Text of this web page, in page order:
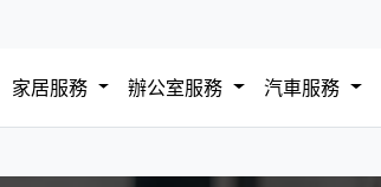
家居服務 辦公室服務 汽車服務